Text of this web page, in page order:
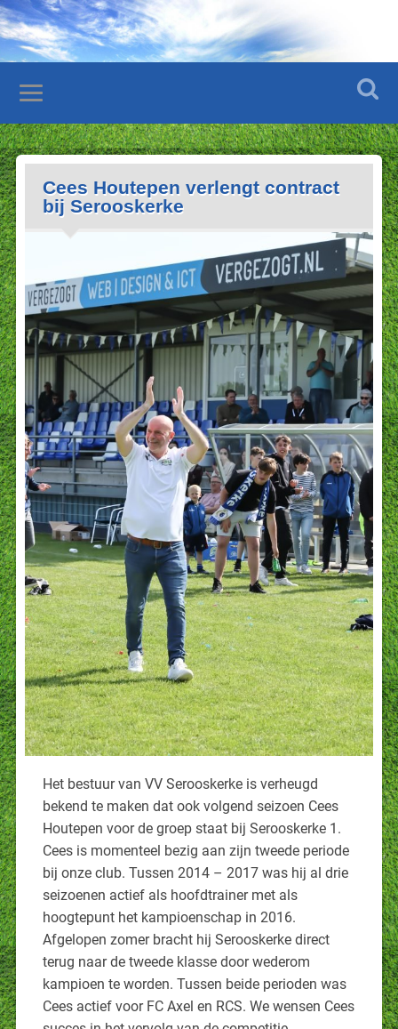
Cees Houtepen verlengt contract
bij Serooskerke
Het bestuur van VV Serooskerke is verheugd
bekend te maken dat ook volgend seizoen Cees
Houtepen voor de groep staat bij Serooskerke 1.
Cees is momenteel bezig aan zijn tweede periode
bij onze club. Tussen 2014 – 2017 was hij al drie
seizoenen actief als hoofdtrainer met als
hoogtepunt het kampioenschap in 2016.
Afgelopen zomer bracht hij Serooskerke direct
terug naar de tweede klasse door wederom
kampioen te worden. Tussen beide perioden was
Cees actief voor FC Axel en RCS. We wensen Cees